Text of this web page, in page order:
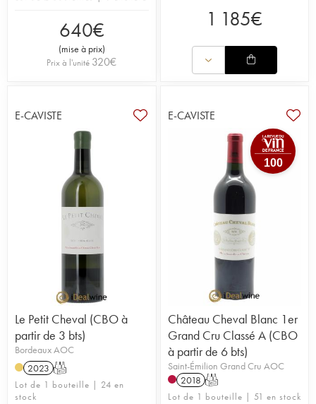
640€
(mise à prix)
Prix à l'unité 320€
1 185€
E-CAVISTE
Le Petit Cheval (CBO à
partir de 3 bts)
Bordeaux AOC
2023 T
Lot de 1 bouteille | 24 en
stock
E-CAVISTE
100
Château Cheval Blanc 1er
Grand Cru Classé A (CBO
à partir de 6 bts)
Saint-Émilion Grand Cru AOC
2018 T
Lot de 1 bouteille | 51 en stock